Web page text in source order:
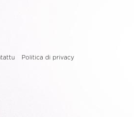
Politica di privacy